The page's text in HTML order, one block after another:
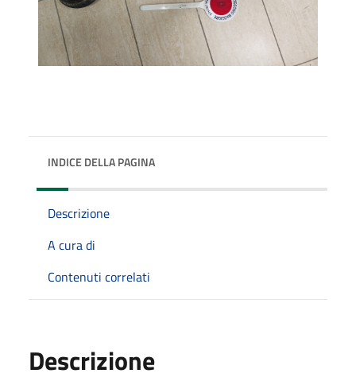
INDICE DELLA PAGINA
Descrizione
A cura di
Contenuti correlati
Descrizione